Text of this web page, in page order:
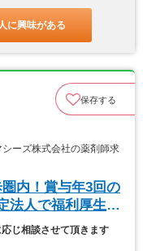
に興味がある
保存する
ーズ株式会社の薬剤師求
内！賞与年3回の
法人で福利厚生充
じ相談させて頂きます